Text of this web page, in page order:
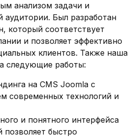
анализом задачи и
аудитории. Был разработан
который соответствует
и позволяет эффективно
клиентов. Также наша
следующие работы:
на CMS Joomla с
современных технологий и
и понятного интерфейса
позволяет быстро